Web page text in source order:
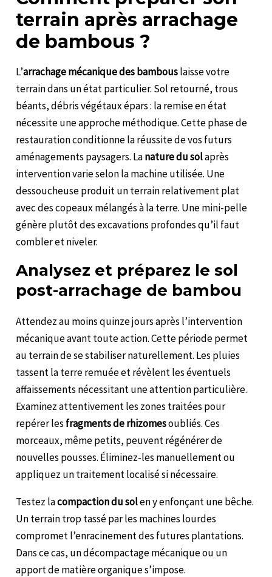
terrain après arrachage
de bambous ?
L’arrachage mécanique des bambouslaisse votre
terrain dans un état particulier. Sol retourné, trous
béants, débris végétaux épars : la remise en état
nécessite une approche méthodique. Cette phase de
restauration conditionne la réussite de vos futurs
aménagements paysagers. Lanature du solaprès
intervention varie selon la machine utilisée. Une
dessoucheuse produit un terrain relativement plat
avec des copeaux mélangés à la terre. Une mini-pelle
génère plutôt des excavations profondes qu’il faut
combler et niveler.
Analysez et préparez le sol
post-arrachage de bambou
Attendez au moins quinze jours après l’intervention
mécanique avant toute action. Cette période permet
au terrain de se stabiliser naturellement. Les pluies
tassent la terre remuée et révèlent les éventuels
affaissements nécessitant une attention particulière.
Examinez attentivement les zones traitées pour
repérer les fragments de rhizomesoubliés. Ces
morceaux, même petits, peuvent régénérer de
nouvelles pousses. Éliminez-les manuellement ou
appliquez un traitement localisé si nécessaire.
Testez lacompaction du solen y enfonçant une bêche.
Un terrain trop tassé par les machines lourdes
compromet l’enracinement des futures plantations.
Dans ce cas, un décompactage mécanique ou un
apport de matière organique s’impose.